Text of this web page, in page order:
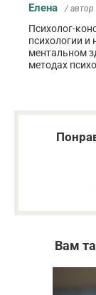
Елена / автор
Психолог-
психологии и
ментальном
методах
Вам